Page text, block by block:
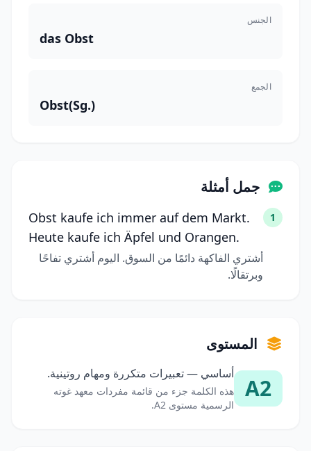
الجنس
das Obst
الجمع
Obst(Sg.)
جمل أمثلة
1
Obst kaufe ich immer auf dem Markt.
Heute kaufe ich Äpfel und Orangen.
أشتري الفاكهة دائمًا من السوق. اليوم أشتري تفاحًا
وبرتقالًا.
المستوى
A2
أساسي — تعبيرات متكررة ومهام روتينية.
هذه الكلمة جزء من قائمة مفردات معهد غوته
الرسمية مستوى A2.